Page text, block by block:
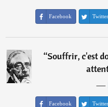
Facebook Twitter
“Souffrir, c'est
―
Facebook Twitter